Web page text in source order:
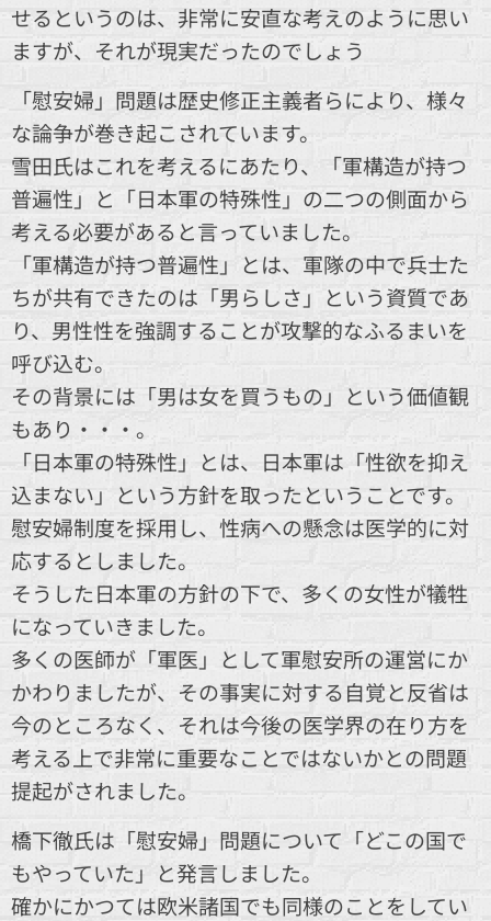
せるというのは、非常に安直な考えのように思い
ますが、それが現実だったのでしょう💦
「慰安婦」問題は歴史修正主義者らにより、様々
な論争が巻き起こされています。
雪田氏はこれを考えるにあたり、「軍構造が持つ
普遍性」と「日本軍の特殊性」の二つの側面から
考える必要があると言っていました。
「軍構造が持つ普遍性」とは、軍隊の中で兵士た
ちが共有できたのは「男らしさ」という資質であ
り、男性性を強調することが攻撃的なふるまいを
呼び込む。
その背景には「男は女を買うもの」という価値観
もあり・・・。
「日本軍の特殊性」とは、日本軍は「性欲を抑え
込まない」という方針を取ったということです。
慰安婦制度を採用し、性病への懸念は医学的に対
応するとしました。
そうした日本軍の方針の下で、多くの女性が犠牲
になっていきました。
多くの医師が「軍医」として軍慰安所の運営にか
かわりましたが、その事実に対する自覚と反省は
今のところなく、それは今後の医学界の在り方を
考える上で非常に重要なことではないかとの問題
提起がされました。
橋下徹氏は「慰安婦」問題について「どこの国で
もやっていた」と発言しました。
確かにかつては欧米諸国でも同様のことをしてい